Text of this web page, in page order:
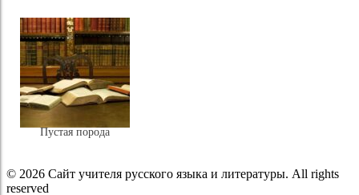
Пустая порода
© 2026 Сайт учителя русского языка и литературы. All rights
reserved